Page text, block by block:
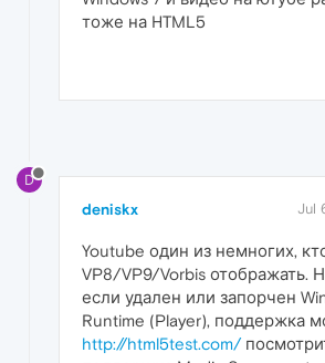
тоже на HTML5
D
deniskx Jul
Youtube один из немногих,
VP8/VP9/Vorbis отображать.
если удален или запорчен
Runtime (Player), поддержка
http://html5test.com/